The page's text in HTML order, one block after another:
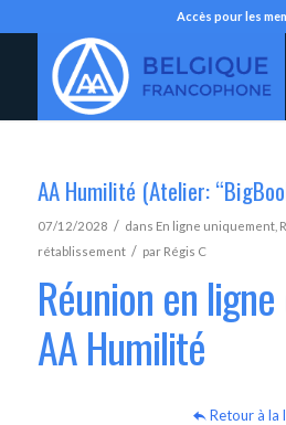
Accès pour les
AA Humilité (Atelier:
07/12/2028 / dans En ligne uniquement,
rétablissement / par Régis C
Réunion en
AA Humilité
Retour à la